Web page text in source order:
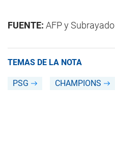
FUENTE: AFP y Subrayado
TEMAS DE LA NOTA
PSG CHAMPIONS